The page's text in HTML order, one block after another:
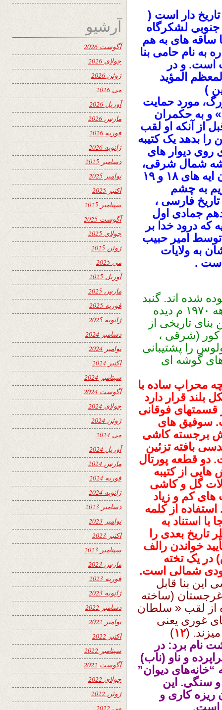
تاریخ دار است (
جنوبی لشکرگاه
ساقه های به هم
به نام حامی بنا
است. و در
المؤید
)
مورد حمایت
» و به حکمران
از آنکه او لقب
بدهد یک کتیبه
روی دیوار های
شمال شرقی،
با کلمه بسم الله شروع شده و به دنبال آن ایه های ۱۸ و ۱۹
کریم به چشم
فارسی ،
جمادی اول
که درود خدا بر
توسط امیر حبیب
به ولایات
.
شده اند. گنبد
و قوس شمالی ، که در عکسهای اواخر دهه ۱۹۷۰ م دیده
تاریخی از
کور (شرقی ،
را پشتیبانی
گوشه ای
محراب ساده با
قرار دارد
فوقانی
سوفیق های
برجسته کاشی
بافته تزئین
دو قطعه پورتال
از کتیبه
گل و کاشی
کم و زیاد
از کلمه
استناد به
بعدی را
خواندن رالف
تاریخ ۱۱۹۴ م (۵۹۰ هـ ق) در یک تخته
شمالی است.
بنا قابل
(ساخته
از لقب « سلطان
غوری یعنی
۱۲)
نام برد: در
و ناو (ناب)
“خانه‌های دیوان”
و سنگی. این
ریزه‌ کاری و
است.
آرشیو
آگوست 2026
جولای 2026
ژوئن 2026
می 2026
آوریل 2026
مارس 2026
فوریه 2026
ژانویه 2026
دسامبر 2025
نوامبر 2025
اکتبر 2025
سپتامبر 2025
آگوست 2025
جولای 2025
ژوئن 2025
می 2025
آوریل 2025
مارس 2025
فوریه 2025
ژانویه 2025
دسامبر 2024
نوامبر 2024
اکتبر 2024
سپتامبر 2024
آگوست 2024
جولای 2024
ژوئن 2024
می 2024
آوریل 2024
مارس 2024
فوریه 2024
ژانویه 2024
دسامبر 2023
نوامبر 2023
اکتبر 2023
سپتامبر 2023
مارس 2023
فوریه 2023
ژانویه 2023
دسامبر 2022
نوامبر 2022
اکتبر 2022
سپتامبر 2022
آگوست 2022
جولای 2022
ژوئن 2022
می 2022